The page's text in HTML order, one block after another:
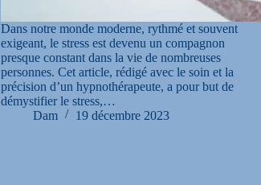
Dans notre monde moderne, rythmé et souvent
exigeant, le stress est devenu un compagnon
presque constant dans la vie de nombreuses
personnes. Cet article, rédigé avec le soin et la
précision d’un hypnothérapeute, a pour but de
démystifier le stress,…
Dam
19 décembre 2023